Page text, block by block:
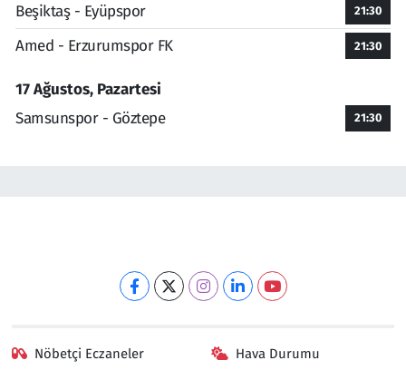
Beşiktaş - Eyüpspor 21:30
Amed - Erzurumspor FK 21:30
17 Ağustos, Pazartesi
Samsunspor - Göztepe
21:30
Nöbetçi Eczaneler Hava Durumu